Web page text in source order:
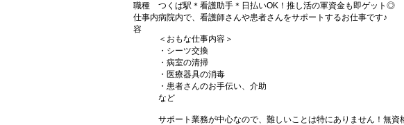
職種
つくば駅＊看護助手＊日払いOK！推し活の軍資金も即ゲット◎
仕事内
容
病院内で、看護師さんや患者さんをサポートするお仕事です♪
＜おもな仕事内容＞
・シーツ交換
・病室の清掃
・医療器具の消毒
・患者さんのお手伝い、介助
など
サポート業務が中心なので、難しいことは特にありません！無